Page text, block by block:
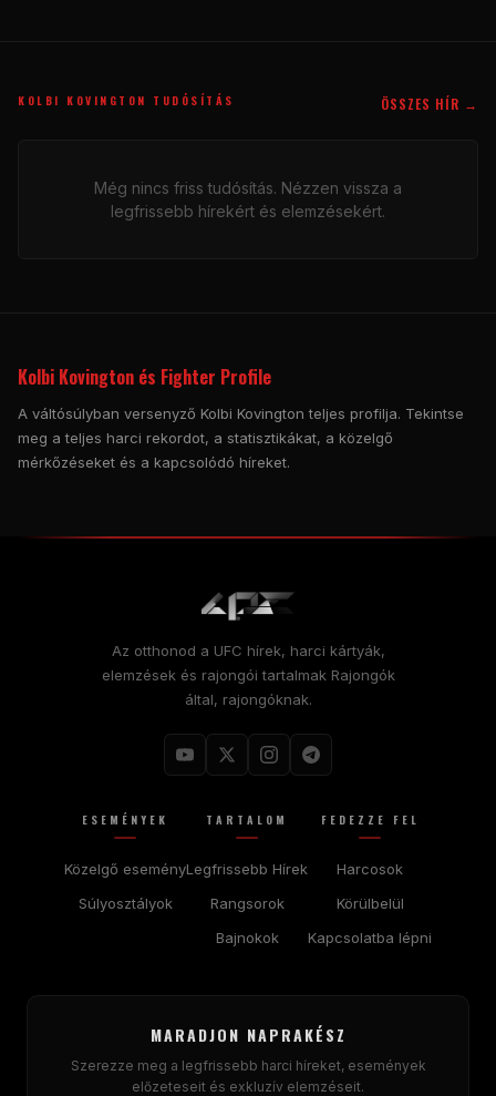
KOLBI KOVINGTON TUDÓSÍTÁS ÖSSZES HÍR →
Még nincs friss tudósítás. Nézzen vissza a
legfrissebb hírekért és elemzésekért.
Kolbi Kovington és Fighter Profile
A váltósúlyban versenyző Kolbi Kovington teljes profilja. Tekintse
meg a teljes harci rekordot, a statisztikákat, a közelgő
mérkőzéseket és a kapcsolódó híreket.
Az otthonod a UFC hírek, harci kártyák,
elemzések és rajongói tartalmak Rajongók
által, rajongóknak.
ESEMÉNYEK
Közelgő esemény
Súlyosztályok
TARTALOM
Legfrissebb Hírek
Rangsorok
Bajnokok
FEDEZZE FEL
Harcosok
Körülbelül
Kapcsolatba lépni
MARADJON NAPRAKÉSZ
Szerezze meg a legfrissebb harci híreket, események
előzeteseit és exkluzív elemzéseit.